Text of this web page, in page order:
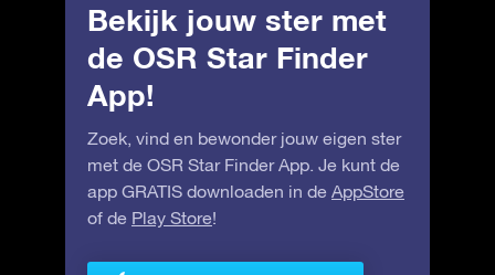
Bekijk jouw ster met
de OSR Star Finder
App!
Zoek, vind en bewonder jouw eigen ster
met de OSR Star Finder App. Je kunt de
app GRATIS downloaden in de AppStore
of de Play Store!